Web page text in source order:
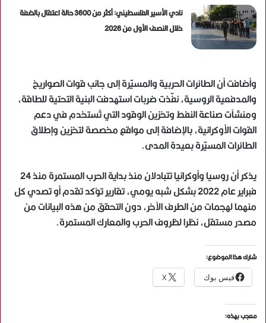
نادي الأسير الفلسطيني: أكثر من 3600 حالة اعتقال بالضفة
خلال النصف الأول من 2026
وأضافت أن الطائرات الحربية والمسيّرة إلى جانب قوات الصواريخ
والمدفعية الروسية، نفّذت ضربات استهدفت البنية التحتية للطاقة،
ومنشآت صناعة النفط وتخزين الوقود التي تُستخدم في دعم
القوات الأوكرانية، بالإضافة إلى مواقع مخصصة لتخزين وإطلاق
الطائرات المسيّرة بعيدة المدى.
يذكر أن روسيا وأوكرانيا تتبادلان منذ بداية الحرب المستمرة منذ 24
فبراير عام 2022 بشكل شبه يومي، تقارير تؤكد تقدم أو تصدي كل
منهما لهجمات من الطرف الآخر، دون التحقق من هذه البيانات من
مصدر مستقل، نظرا لظروف الحرب والمعارك المستمرة.
شارك هذا الموضوع:
فيس بوك X
معجب بهذه: